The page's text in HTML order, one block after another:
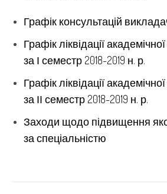
Графік консультацій
Графік ліквідації
за І семестр 2018-2019 н. р.
Графік ліквідації
за ІІ семестр 2018-2019 н. р.
Заходи щодо підвищення
за спеціальністю